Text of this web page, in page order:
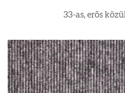
33-as, erős